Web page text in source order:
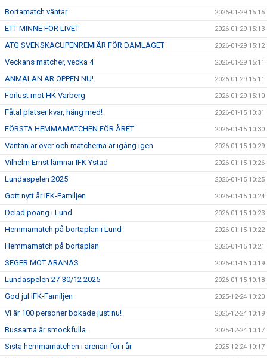
Bortamatch väntar 2026-01-29 15:15
ETT MINNE FÖR LIVET 2026-01-29 15:13
ATG SVENSKACUPENREMIÄR FÖR DAMLAGET 2026-01-29 15:12
Veckans matcher, vecka 4 2026-01-29 15:11
ANMÄLAN ÄR ÖPPEN NU! 2026-01-29 15:11
Förlust mot HK Varberg 2026-01-29 15:10
Fåtal platser kvar, häng med! 2026-01-15 10:31
FÖRSTA HEMMAMATCHEN FÖR ÅRET 2026-01-15 10:30
Väntan är över och matcherna är igång igen 2026-01-15 10:29
Vilhelm Ernst lämnar IFK Ystad 2026-01-15 10:26
Lundaspelen 2025 2026-01-15 10:25
Gott nytt år IFK-Familjen 2026-01-15 10:24
Delad poäng i Lund 2026-01-15 10:23
Hemmamatch på bortaplan i Lund 2026-01-15 10:22
Hemmamatch på bortaplan 2026-01-15 10:21
SEGER MOT ARANÄS 2026-01-15 10:19
Lundaspelen 27-30/12 2025 2026-01-15 10:18
God jul IFK-Familjen 2025-12-24 10:20
Vi är 100 personer bokade just nu! 2025-12-24 10:19
Bussarna är smockfulla. 2025-12-24 10:17
Sista hemmamatchen i arenan för i år 2025-12-24 10:17